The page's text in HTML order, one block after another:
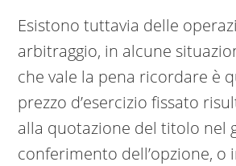
Esistono tuttavia delle
arbitraggio, in alcune
che vale la pena ricordare è
prezzo d’esercizio fissato
alla quotazione del titolo nel
conferimento dell’opzione, o